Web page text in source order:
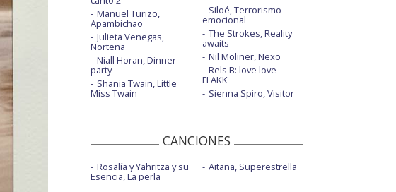
Manuel Turizo,
Apambichao
Julieta Venegas,
Norteña
Niall Horan, Dinner
party
Shania Twain, Little
Miss Twain
Siloé, Terrorismo
emocional
The Strokes, Reality
awaits
Nil Moliner, Nexo
Rels B: love love
FLAKK
Sienna Spiro, Visitor
CANCIONES
Rosalía y Yahritza y su
Esencia, La perla
Aitana, Superestrella